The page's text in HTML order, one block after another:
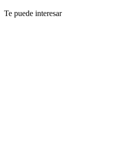
Te puede interesar